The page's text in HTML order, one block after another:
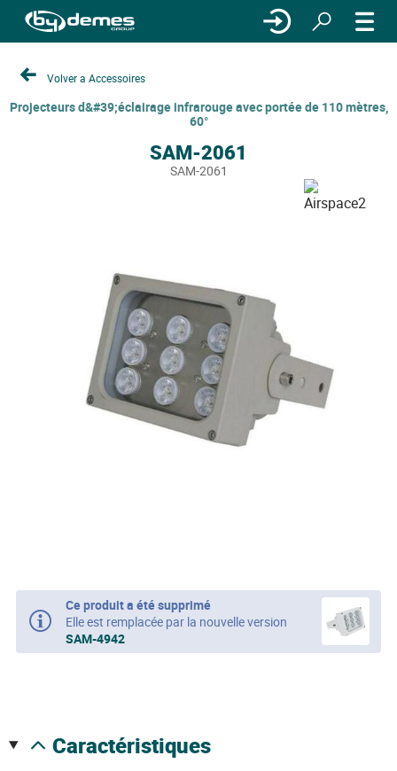
Volver a Accessoires
Projecteurs d&#39;éclairage infrarouge avec portée de 110 mètres,
60°
SAM-2061
SAM-2061
Ce produit a été supprimé
Elle est remplacée par la nouvelle version
SAM-4942
caractéristiques